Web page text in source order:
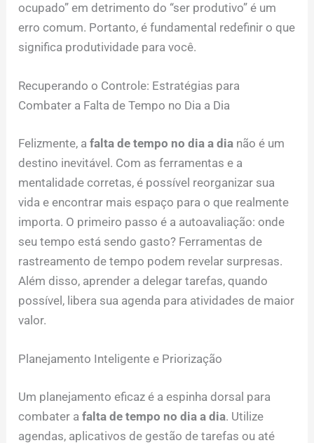
ocupado” em detrimento do “ser produtivo” é um
erro comum. Portanto, é fundamental redefinir o que
significa produtividade para você.
Recuperando o Controle: Estratégias para
Combater a Falta de Tempo no Dia a Dia
Felizmente, afalta de tempo no dia a dia não é um
destino inevitável. Com as ferramentas e a
mentalidade corretas, é possível reorganizar sua
vida e encontrar mais espaço para o que realmente
importa. O primeiro passo é a autoavaliação: onde
seu tempo está sendo gasto? Ferramentas de
rastreamento de tempo podem revelar surpresas.
Além disso, aprender a delegar tarefas, quando
possível, libera sua agenda para atividades de maior
valor.
Planejamento Inteligente e Priorização
Um planejamento eficaz é a espinha dorsal para
combater afalta de tempo no dia a dia. Utilize
agendas, aplicativos de gestão de tarefas ou até